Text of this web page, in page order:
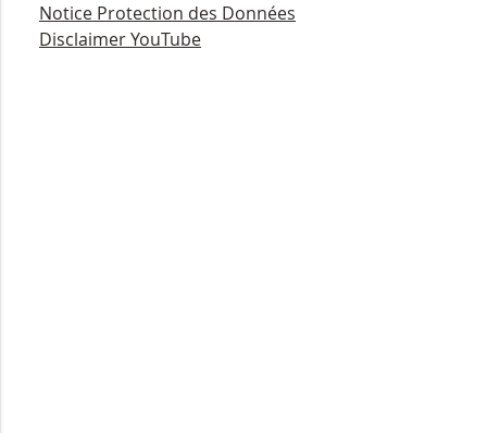
Notice Protection des Données
Disclaimer YouTube